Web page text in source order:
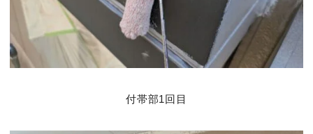
付帯部1回目